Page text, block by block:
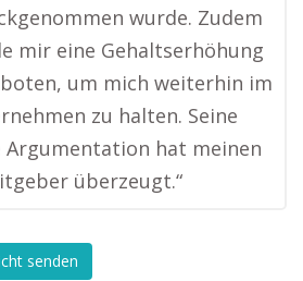
wurde. Zudem
mir eine Gehaltserhöhung
um mich weiterhin im
zu halten. Seine
Argumentation hat meinen
überzeugt.“
senden